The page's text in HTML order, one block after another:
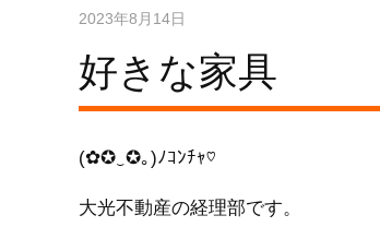
2023年8月14日
好きな家具
(✿✪‿✪｡)ﾉｺﾝﾁｬ♡
大光不動産の経理部です。